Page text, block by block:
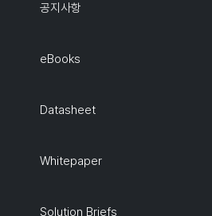
공지사항
eBooks
Datasheet
Whitepaper
Solution Briefs